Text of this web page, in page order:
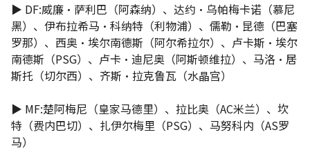
▶ DF:威廉·萨利巴（阿森纳）、达约·乌帕梅卡诺（慕尼
黑）、伊布拉希马·科纳特（利物浦）、儒勒·昆德（巴塞
罗那）、西奥·埃尔南德斯（阿尔希拉尔）、卢卡斯·埃尔
南德斯（PSG）、卢卡·迪尼奥（阿斯顿维拉）、马洛·居
斯托（切尔西）、齐斯·拉克鲁瓦（水晶宫）
▶ MF:楚阿梅尼（皇家马德里）、拉比奥（AC米兰）、坎
特（费内巴切）、扎伊尔梅里（PSG）、马努科内（AS罗
马）